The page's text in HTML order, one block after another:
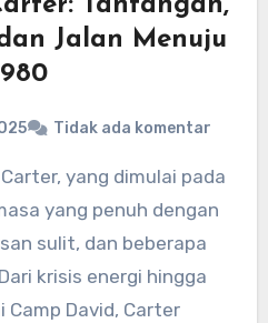
Jalan Menuju
Tidak ada komentar
yang penuh dengan
sulit, dan beberapa
krisis energi hingga
Camp David, Carter